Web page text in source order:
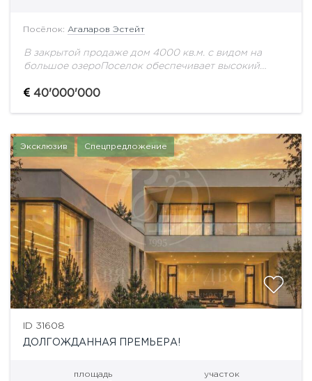
Посёлок: Агаларов Эстейт
В закрытой продаже дом 4000 кв.м. с видом на
большое озероПоселок обеспечивает высокий
развитую внутреннюю инфраструктуру и удобную
40'000'000
Эксклюзив Спецпредложение
ID 31608
ДОЛГОЖДАННАЯ ПРЕМЬЕРА!
площадь участок